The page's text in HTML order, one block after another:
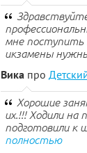
мне поступить
икзамены
Вика про
Хорошие
их.!!! Ходили на
подготовили к
полностью